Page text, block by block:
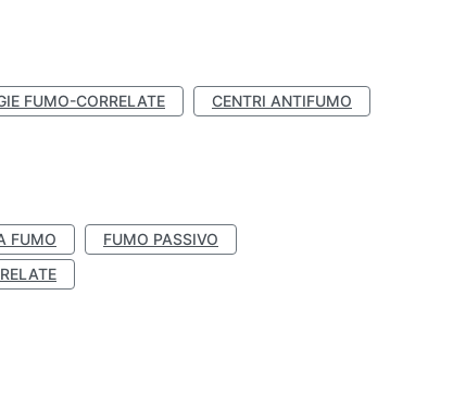
FUMO-CORRELATE CENTRI ANTIFUMO
FUMO
FUMO PASSIVO